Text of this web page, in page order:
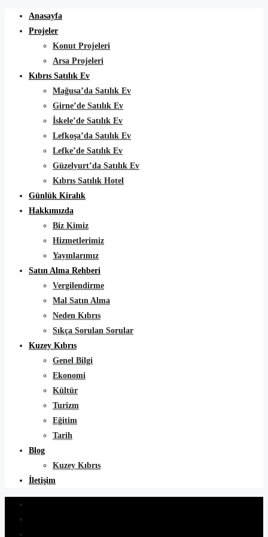
Anasayfa
Projeler
Konut Projeleri
Arsa Projeleri
Kıbrıs Satılık Ev
Mağusa’da Satılık Ev
Girne’de Satılık Ev
İskele’de Satılık Ev
Lefkoşa’da Satılık Ev
Lefke’de Satılık Ev
Güzelyurt’da Satılık Ev
Kıbrıs Satılık Hotel
Günlük Kiralık
Hakkımızda
Biz Kimiz
Hizmetlerimiz
Yayınlarımız
Satın Alma Rehberi
Vergilendirme
Mal Satın Alma
Neden Kıbrıs
Sıkça Sorulan Sorular
Kuzey Kıbrıs
Genel Bilgi
Ekonomi
Kültür
Turizm
Eğitim
Tarih
Blog
Kuzey Kıbrıs
İletişim